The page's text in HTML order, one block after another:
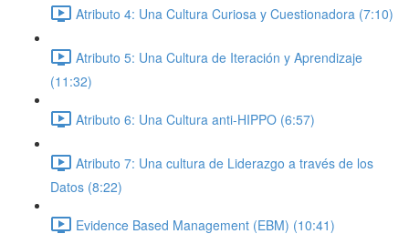
Atributo 4: Una Cultura Curiosa y Cuestionadora (7:10)
Atributo 5: Una Cultura de Iteración y Aprendizaje
(11:32)
Atributo 6: Una Cultura anti-HIPPO (6:57)
Atributo 7: Una cultura de Liderazgo a través de los
Datos (8:22)
Evidence Based Management (EBM) (10:41)